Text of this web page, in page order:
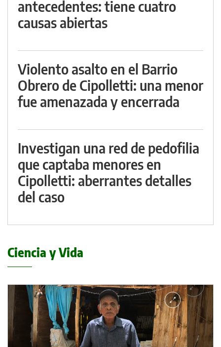
antecedentes: tiene cuatro
causas abiertas
Violento asalto en el Barrio
Obrero de Cipolletti: una menor
fue amenazada y encerrada
Investigan una red de pedofilia
que captaba menores en
Cipolletti: aberrantes detalles
del caso
Ciencia y Vida